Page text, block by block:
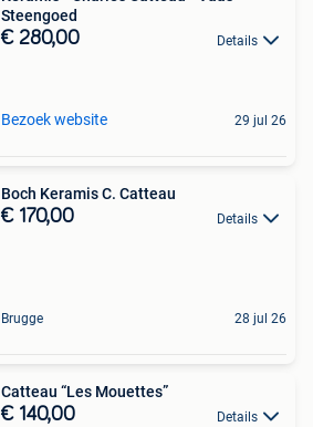
Steengoed
€ 280,00 Details
Bezoek website 29 jul 26
Boch Keramis C. Catteau
€ 170,00 Details
Brugge 28 jul 26
Catteau “Les Mouettes”
€ 140,00 Details